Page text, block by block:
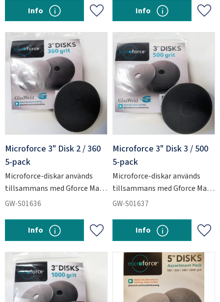
Add to favorites
Info Add
Info
Microforce 3" Disk 2 / 360
5-pack
Microforce-diskar används
tillsammans med Gforce Max
för att slipa ner kraftiga
GW-S01636
Add to favorites
Info
Microforce 3" Disk 3 / 500
5-pack
Microforce-diskar används
tillsammans med Gforce Max
för att slipa ner kraftiga
GW-S01637
Add
Info